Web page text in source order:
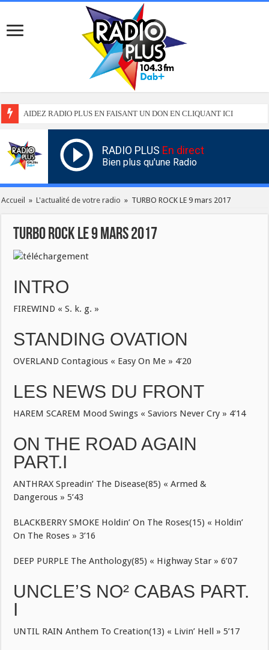
AIDEZ RADIO PLUS EN FAISANT UN DON EN CLIQUANT ICI
RADIO PLUS En direct
Bien plus qu'une Radio
Accueil » L'actualité de votre radio » TURBO ROCK LE 9 mars 2017
TURBO ROCK LE 9 mars 2017
INTRO
FIREWIND « S. k. g. »
STANDING OVATION
OVERLAND Contagious « Easy On Me » 4’20
LES NEWS DU FRONT
HAREM SCAREM Mood Swings « Saviors Never Cry » 4’14
ON THE ROAD AGAIN
PART.I
ANTHRAX Spreadin’ The Disease(85) « Armed &
Dangerous » 5’43
BLACKBERRY SMOKE Holdin’ On The Roses(15) « Holdin’
On The Roses » 3’16
DEEP PURPLE The Anthology(85) « Highway Star » 6’07
UNCLE’S NO² CABAS PART.
I
UNTIL RAIN Anthem To Creation(13) « Livin’ Hell » 5’17